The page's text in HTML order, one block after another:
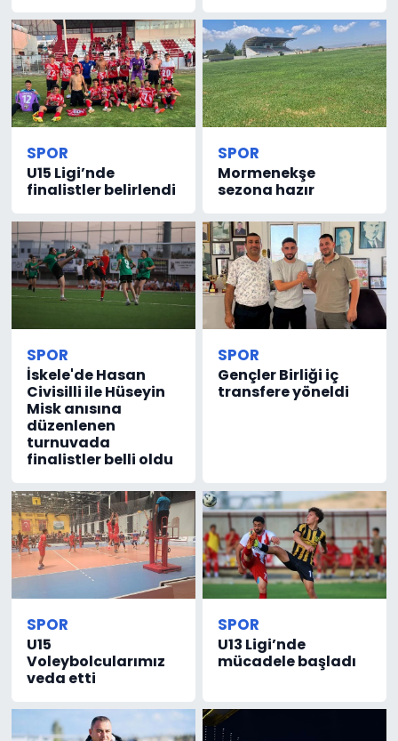
SPOR
U15 Ligi’nde
finalistler belirlendi
SPOR
Mormenekşe
sezona hazır
SPOR
İskele'de Hasan
Civisilli ile Hüseyin
Misk anısına
düzenlenen
turnuvada
finalistler belli oldu
SPOR
Gençler Birliği iç
transfere yöneldi
SPOR
U15
Voleybolcularımız
veda etti
SPOR
U13 Ligi’nde
mücadele başladı